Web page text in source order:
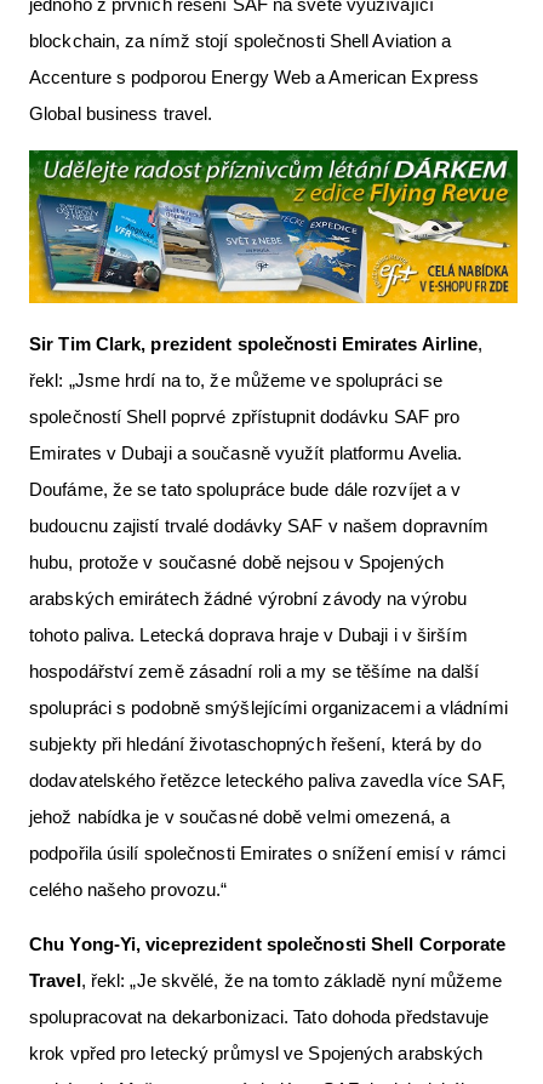
blockchain, za nímž stojí společnosti Shell Aviation a
Accenture s podporou Energy Web a American Express
Global business travel.
Sir Tim Clark, prezident společnosti Emirates Airline,
řekl: „Jsme hrdí na to, že můžeme ve spolupráci se
společností Shell poprvé zpřístupnit dodávku SAF pro
Emirates v Dubaji a současně využít platformu Avelia.
Doufáme, že se tato spolupráce bude dále rozvíjet a v
budoucnu zajistí trvalé dodávky SAF v našem dopravním
hubu, protože v současné době nejsou v Spojených
arabských emirátech žádné výrobní závody na výrobu
tohoto paliva. Letecká doprava hraje v Dubaji i v širším
hospodářství země zásadní roli a my se těšíme na další
spolupráci s podobně smýšlejícími organizacemi a vládními
subjekty při hledání životaschopných řešení, která by do
dodavatelského řetězce leteckého paliva zavedla více SAF,
jehož nabídka je v současné době velmi omezená, a
podpořila úsilí společnosti Emirates o snížení emisí v rámci
celého našeho provozu.“
Chu Yong-Yi, viceprezident společnosti Shell Corporate
Travel, řekl: „Je skvělé, že na tomto základě nyní můžeme
spolupracovat na dekarbonizaci. Tato dohoda představuje
krok vpřed pro letecký průmysl ve Spojených arabských